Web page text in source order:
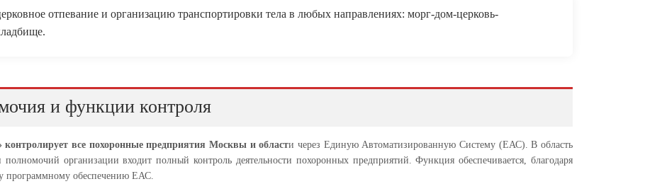
отпевание и организацию транспортировки тела в любых направлениях: морг-дом-церковь-
и функции контроля
все похоронные предприятия Москвы и области через Единую Автоматизированную Систему (ЕАС). В область
организации входит полный контроль деятельности похоронных предприятий. Функция обеспечивается, благодаря
программному обеспечению ЕАС.